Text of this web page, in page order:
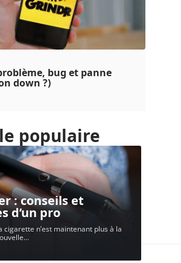
bug et panne
down ?)
populaire
: conseils et
d’un pro
cigarette n’est maintenant plus à la
…